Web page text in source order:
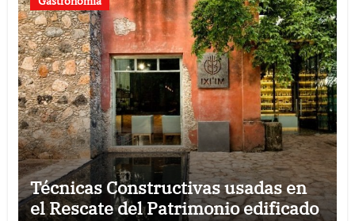
Técnicas Constructivas usadas en
el Rescate del Patrimonio edificado